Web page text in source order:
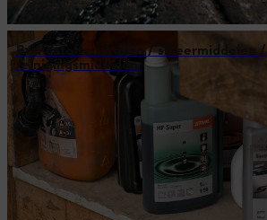
Brandstoffen / oliën / smeermiddelen /
reinigingsmiddelen